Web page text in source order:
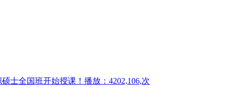
士全国班开始授课！ 播放：4202,106,次